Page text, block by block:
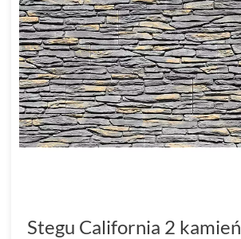
Stegu California 2 kamień